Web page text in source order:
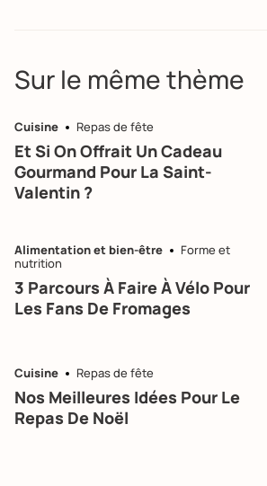
Sur le même thème
Cuisine Repas de fête
Et Si On Offrait Un Cadeau
Gourmand Pour La Saint-
Valentin ?
Alimentation et bien-être
Forme et
nutrition
3 Parcours À Faire À Vélo Pour
Les Fans De Fromages
Cuisine Repas de fête
Nos Meilleures Idées Pour Le
Repas De Noël